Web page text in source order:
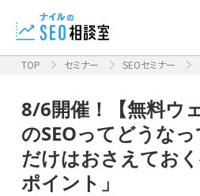
TOP セミナー SEOセミナー
8/6開催！【無料ウ
のSEOってどうな
だけはおさえてお
ポイント」